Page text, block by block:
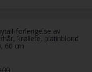
forlengelse av
krøllete, platinblond
60 cm